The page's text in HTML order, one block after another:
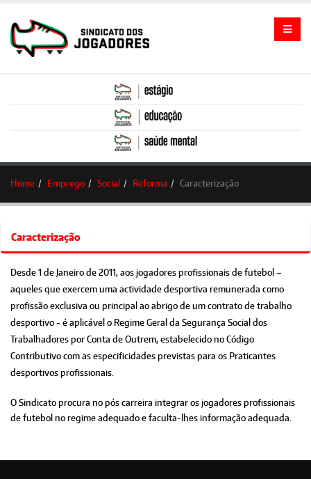
Home Emprego Social Reforma Caracterização
Caracterização
Desde 1 de Janeiro de 2011, aos jogadores profissionais de futebol –
aqueles que exercem uma actividade desportiva remunerada como
profissão exclusiva ou principal ao abrigo de um contrato de trabalho
desportivo - é aplicável o Regime Geral da Segurança Social dos
Trabalhadores por Conta de Outrem, estabelecido no Código
Contributivo com as especificidades previstas para os Praticantes
desportivos profissionais.
O Sindicato procura no pós carreira integrar os jogadores profissionais
de futebol no regime adequado e faculta-lhes informação adequada.